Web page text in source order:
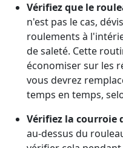
Vérifiez que le
n'est pas le cas,
roulements à
de saleté. Cette
économiser sur les
vous devrez
temps en temps,
Vérifiez la courroie
au-dessus du